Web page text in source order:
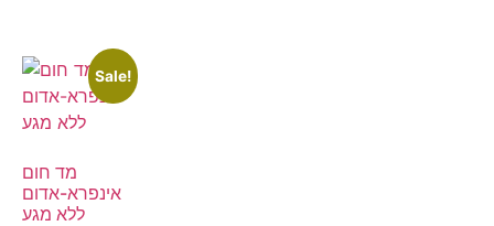
Sale!
מד חום
אינפרא-אדום
ללא מגע